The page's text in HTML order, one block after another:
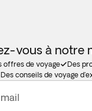
vous à notre
offres de voyage
Des
Des conseils de voyage